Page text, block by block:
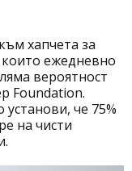
хапчета за
които ежедневно
вероятност
Foundation.
че 75%
на чисти